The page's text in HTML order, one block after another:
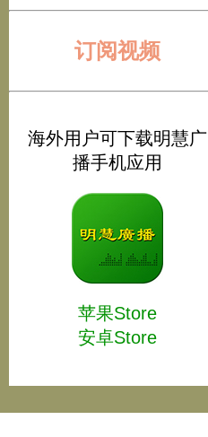
订阅视频
海外用户可下载明慧广
播手机应用
苹果Store
安卓Store